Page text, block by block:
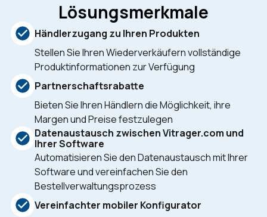
Lösungsmerkmale
Händlerzugang zu Ihren Produkten
Stellen Sie Ihren Wiederverkäufern vollständige
Produktinformationen zur Verfügung
Partnerschaftsrabatte
Bieten Sie Ihren Händlern die Möglichkeit, ihre
Margen und Preise festzulegen
Datenaustausch zwischen Vitrager.com und
Ihrer Software
Automatisieren Sie den Datenaustausch mit Ihrer
Software und vereinfachen Sie den
Bestellverwaltungsprozess
Vereinfachter mobiler Konfigurator